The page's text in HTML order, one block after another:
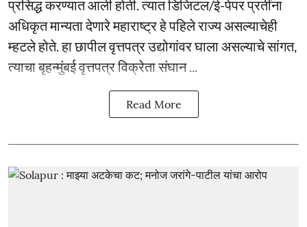
प्रसिद्ध करण्यात आली होती. त्यात डिजिटल/ई-पेपर प्रतींना
अधिकृत मान्यता देणारे महाराष्ट्र हे पहिले राज्य असल्याचेही
म्हटले होते. हा छापील वृत्तपत्र उद्योगांवर घाला असल्याचे सांगत,
त्याचा बृहन्मुंबई वृत्तपत्र विक्रेता संघान ...
Read More